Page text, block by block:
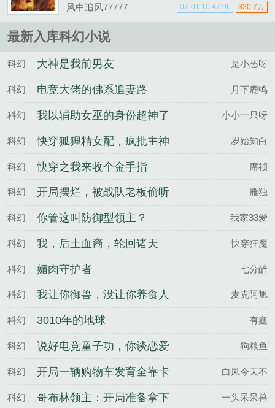
风中追风77777 320.7万
07-01 10:47:06
最新入库科幻小说
科幻 大神是我前男友 是小怂呀
科幻 电竞大佬的佛系追妻路 月下鹿鸣
科幻 我以辅助女巫的身份超神了 小小一只呀
科幻
快穿狐狸精女配，疯批主神
强制爱
岁始知白
科幻 快穿之我来收个金手指 席祯
科幻
开局摆烂，被战队老板偷听
心声
雁独
科幻 你管这叫防御型领主？ 我家33爱
科幻 我，后土血裔，轮回诸天 快穿狂魔
科幻 媚肉守护者 七分醉
科幻
我让你御兽，没让你养食人
花啊
麦克阿旭
科幻 3010年的地球 有鑫
科幻
说好电竞童子功，你谈恋爱
夺冠？
狗粮鱼
科幻
开局一辆购物车发育全靠卡
BUG
白凤今天不
科幻
哥布林领主：开局准备拿下
一头呆呆兽